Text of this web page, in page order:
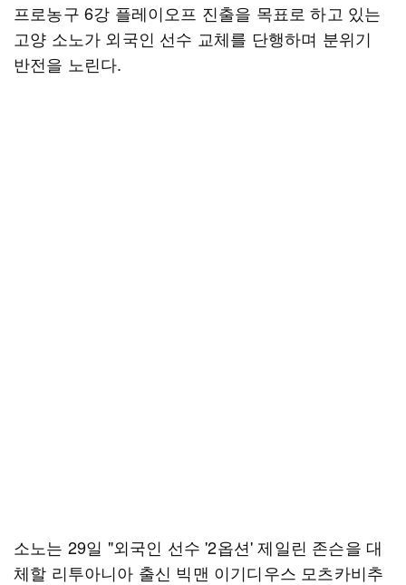
프로농구 6강 플레이오프 진출을 목표로 하고 있는
고양 소노가 외국인 선수 교체를 단행하며 분위기
반전을 노린다.
소노는 29일 "외국인 선수 '2옵션' 제일린 존슨을 대
체할 리투아니아 출신 빅맨 이기디우스 모츠카비추